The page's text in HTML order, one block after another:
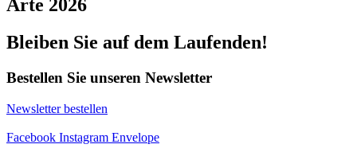
Arte 2026
Bleiben Sie auf dem Laufenden!
Bestellen Sie unseren Newsletter
Newsletter bestellen
Facebook Instagram Envelope